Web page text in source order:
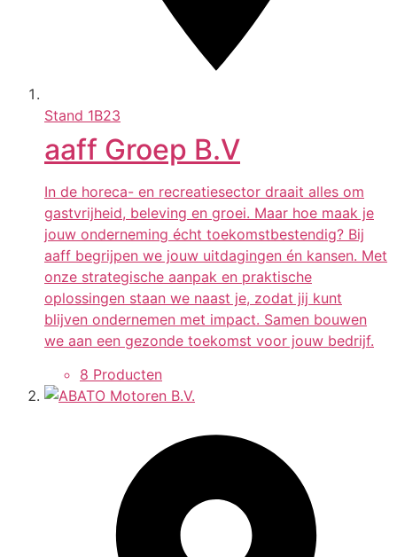
Stand 1B23
aaff Groep B.V
In de horeca- en recreatiesector draait alles om
gastvrijheid, beleving en groei. Maar hoe maak je
jouw onderneming écht toekomstbestendig? Bij
aaff begrijpen we jouw uitdagingen én kansen. Met
onze strategische aanpak en praktische
oplossingen staan we naast je, zodat jij kunt
blijven ondernemen met impact. Samen bouwen
we aan een gezonde toekomst voor jouw bedrijf.
8 Producten